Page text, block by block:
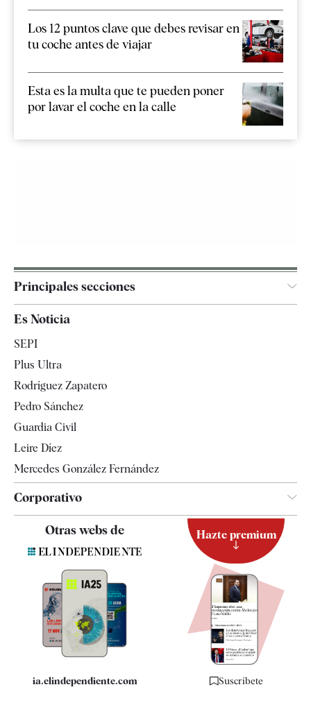
Los 12 puntos clave que debes revisar en
tu coche antes de viajar
Esta es la multa que te pueden poner
por lavar el coche en la calle
Principales secciones
Televisión
Es Noticia
SEPI
Plus Ultra
Rodríguez Zapatero
Pedro Sánchez
Guardia Civil
Leire Díez
Mercedes González Fernández
Corporativo
Quiénes somos
Especificaciones
Otras webs de
ia.elindependiente.com
Hazte premium
Suscríbete